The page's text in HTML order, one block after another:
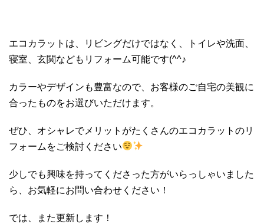
エコカラットは、リビングだけではなく、トイレや洗面、
寝室、玄関などもリフォーム可能です(^^♪
カラーやデザインも豊富なので、お客様のご自宅の美観に
合ったものをお選びいただけます。
ぜひ、オシャレでメリットがたくさんのエコカラットのリ
フォームをご検討ください
少しでも興味を持ってくださった方がいらっしゃいました
ら、お気軽にお問い合わせください！
では、また更新します！